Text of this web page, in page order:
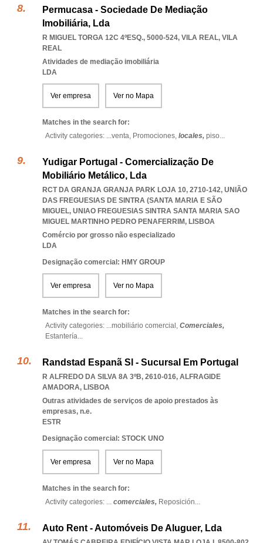
Permucasa - Sociedade De Mediação
Imobiliária, Lda
R MIGUEL TORGA 12C 4ºESQ., 5000-524, VILA REAL, VILA
REAL
Atividades de mediação imobiliária
LDA
Ver empresa Ver no Mapa
Matches in the search for:
Activity categories: ...venta, Promociones, locales, piso...
Yudigar Portugal - Comercialização De
Mobiliário Metálico, Lda
RCT DA GRANJA GRANJA PARK LOJA 10, 2710-142, UNIÃO
DAS FREGUESIAS DE SINTRA (SANTA MARIA E SÃO
MIGUEL, UNIAO FREGUESIAS SINTRA SANTA MARIA SAO
MIGUEL MARTINHO PEDRO PENAFERRIM, LISBOA
Comércio por grosso não especializado
LDA
Designação comercial: HMY GROUP
Ver empresa Ver no Mapa
Matches in the search for:
Activity categories: ...mobiliário comercial, Comerciales,
Estantería...
Randstad Espanã Sl - Sucursal Em Portugal
R ALFREDO DA SILVA 8A 3ºB, 2610-016, ALFRAGIDE
AMADORA, LISBOA
Outras atividades de serviços de apoio prestados às
empresas, n.e.
ESTR
Designação comercial: STOCK UNO
Ver empresa Ver no Mapa
Matches in the search for:
Activity categories: ... comerciales, Reposición...
Auto Rent - Automóveis De Aluguer, Lda